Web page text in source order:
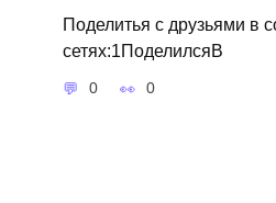
Поделитья с друзьями в
сетях:1ПоделилсяВ
0 0